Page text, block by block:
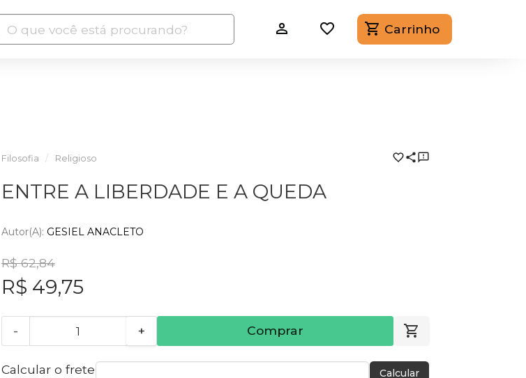
Carrinho
Filosofia Religioso
ENTRE A LIBERDADE E A QUEDA
Autor(a): GESIEL ANACLETO
R$ 62,84
R$ 49,75
- + Comprar
Calcular o frete Calcular